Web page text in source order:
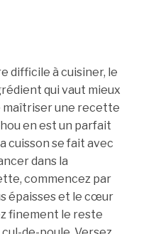
difficile à cuisiner, le
qui vaut mieux
maîtriser une recette
en est un parfait
cuisson se fait avec
dans la
commencez par
épaisses et le cœur
finement le reste